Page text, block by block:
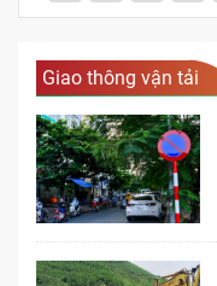
Giao thông vận tải